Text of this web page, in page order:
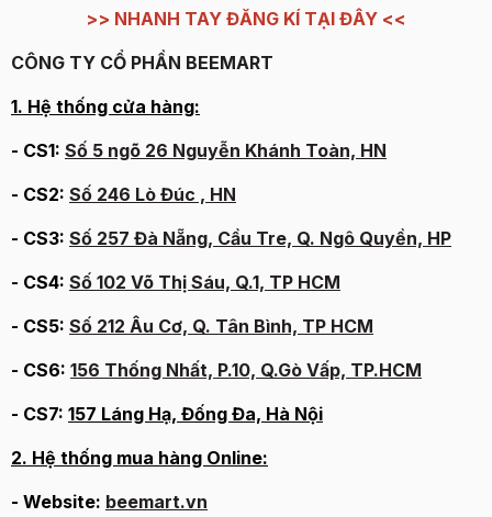
>> NHANH TAY ĐĂNG KÍ TẠI ĐÂY <<
CÔNG TY CỔ PHẦN BEEMART
1. Hệ thống cửa hàng:
- CS1: Số 5 ngõ 26 Nguyễn Khánh Toàn, HN
- CS2: Số 246 Lò Đúc , HN
- CS3: Số 257 Đà Nẵng, Cầu Tre, Q. Ngô Quyền, HP
- CS4: Số 102 Võ Thị Sáu, Q.1, TP HCM
- CS5: Số 212 Âu Cơ, Q. Tân Bình, TP HCM
- CS6: 156 Thống Nhất, P.10, Q.Gò Vấp, TP.HCM
- CS7: 157 Láng Hạ, Đống Đa, Hà Nội
2. Hệ thống mua hàng Online:
- Website: beemart.vn